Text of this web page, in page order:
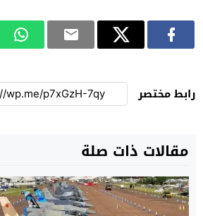
رابط مختصر
مقالات ذات صلة